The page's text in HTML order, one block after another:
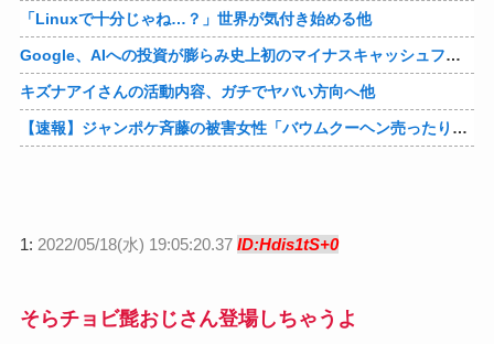
「Linuxで十分じゃね…？」世界が気付き始める他
Google、AIへの投資が膨らみ史上初のマイナスキャッシュフローに陥る他
キズナアイさんの活動内容、ガチでヤバい方向へ他
【速報】ジャンポケ斉藤の被害女性「バウムクーヘン売ったりTikTokライブしててムカついたから示談しなかった」他
1: 2022/05/18(水) 19:05:20.37 ID:Hdis1tS+0
そらチョビ髭おじさん登場しちゃうよ